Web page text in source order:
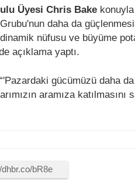
Üyesi Chris Bake
daha da
nüfusu ve büyüme
açıklama yaptı.
gücümüzü daha
aramıza katılmasını